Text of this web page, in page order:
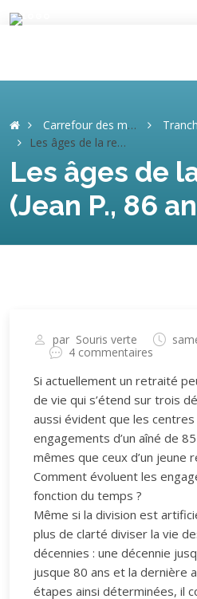
Carrefour des mémoires
Les âges de la retraite (Jean P., 86 ans)
Les âges de
(Jean P., 86
par Souris verte
4 commentaires
Si actuellement un retraité
de vie qui s’étend sur trois
aussi évident que les
engagements d’un aîné de
mêmes que ceux d’un jeune
Comment évoluent les
fonction du temps ?
Même si la division est
plus de clarté diviser la vie
décennies : une décennie
jusque 80 ans et la dernière
étapes ainsi déterminées, il